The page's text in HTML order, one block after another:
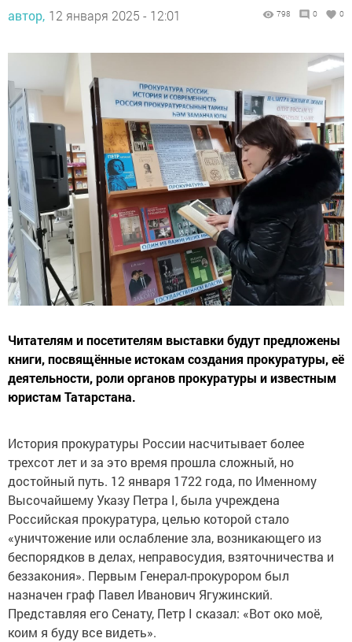
автор, 12 января 2025 - 12:01 798 0 0
Читателям и посетителям выставки будут предложены
книги, посвящённые истокам создания прокуратуры, её
деятельности, роли органов прокуратуры и известным
юристам Татарстана.
История прокуратуры России насчитывает более
трехсот лет и за это время прошла сложный, но
достойный путь. 12 января 1722 года, по Именному
Высочайшему Указу Петра I, была учреждена
Российская прокуратура, целью которой стало
«уничтожение или ослабление зла, возникающего из
беспорядков в делах, неправосудия, взяточничества и
беззакония». Первым Генерал-прокурором был
назначен граф Павел Иванович Ягужинский.
Представляя его Сенату, Петр I сказал: «Вот око моё,
коим я буду все видеть».